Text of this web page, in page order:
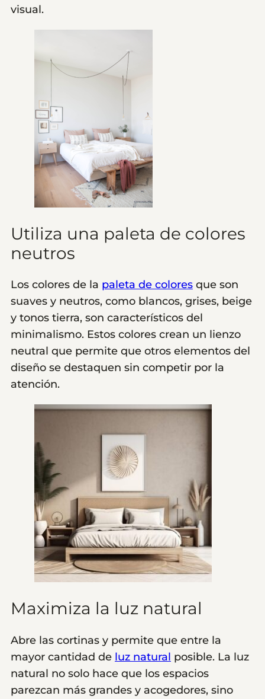
visual.
Utiliza una paleta de colores
neutros
Los colores de la paleta de colores que son
suaves y neutros, como blancos, grises, beige
y tonos tierra, son característicos del
minimalismo. Estos colores crean un lienzo
neutral que permite que otros elementos del
diseño se destaquen sin competir por la
atención.
Maximiza la luz natural
Abre las cortinas y permite que entre la
mayor cantidad de luz natural posible. La luz
natural no solo hace que los espacios
parezcan más grandes y acogedores, sino